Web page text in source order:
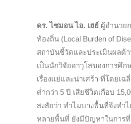
ดร. ไซมอน ไอ. เฮย์ ผู้อำนวย
ท้องถิ่น (Local Burden of
สถาบันชี้วัดและประเมินผลด้
เป็นนักวิจัยอาวุโสของการศึก
เรื่องแย่และน่าเศร้า ที่โดยเฉ
ต่ำกว่า 5 ปี เสียชีวิตเกือบ
สงสัยว่า ทำไมบางพื้นที่จึงทำ
หลายพื้นที่ ยังมีปัญหาในการที่